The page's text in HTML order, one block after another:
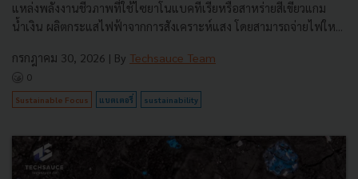
แหล่งพลังงานชีวภาพที่ใช้ไซยาโนแบคทีเรียหรือสาหร่ายสีเขียวแกม
น้ำเงิน ผลิตกระแสไฟฟ้าจากการสังเคราะห์แสง โดยสามารถจ่ายไฟให...
กรกฎาคม 30, 2026 | By Techsauce Team
0
Sustainable Focus แบตเตอรี่ sustainability